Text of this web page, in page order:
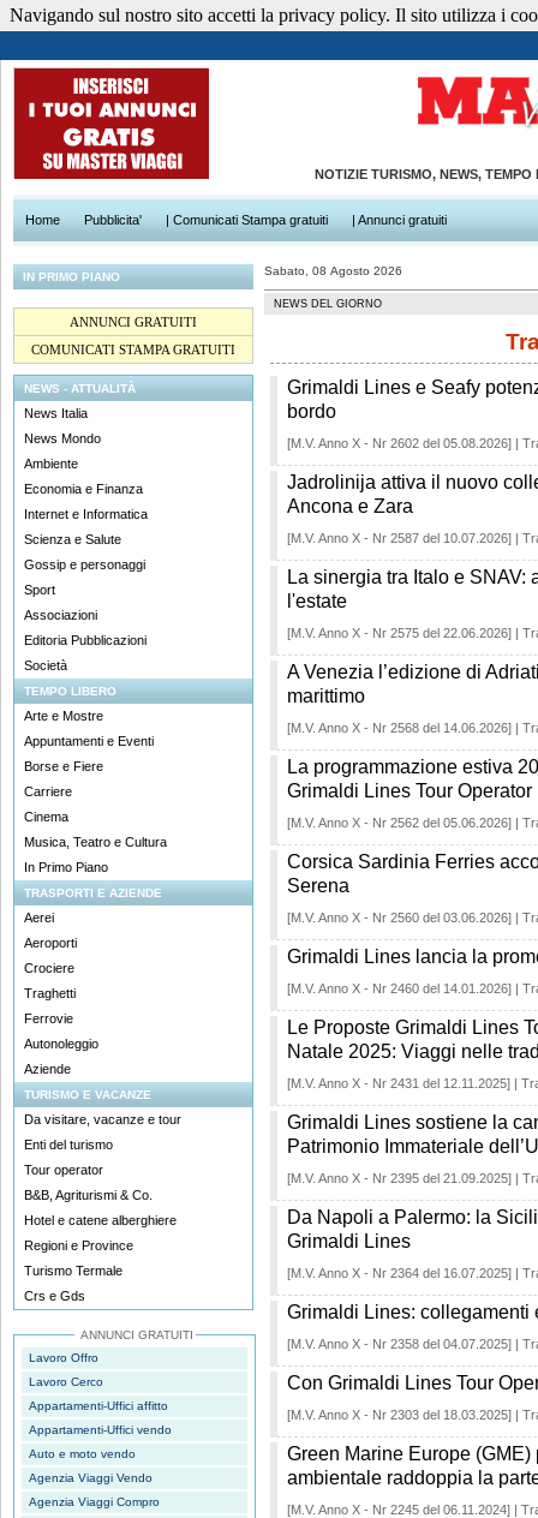
NOTIZIE TURISMO, NEWS,
Home Pubblicita' | Comunicati Stampa gratuiti | Annunci gratuiti
IN PRIMO PIANO
ANNUNCI GRATUITI
COMUNICATI STAMPA GRATUITI
NEWS - ATTUALITÀ
News Italia
News Mondo
Ambiente
Economia e Finanza
Internet e Informatica
Scienza e Salute
Gossip e personaggi
Sport
Associazioni
Editoria Pubblicazioni
Società
TEMPO LIBERO
Arte e Mostre
Appuntamenti e Eventi
Borse e Fiere
Carriere
Cinema
Musica, Teatro e Cultura
In Primo Piano
TRASPORTI E AZIENDE
Aerei
Aeroporti
Crociere
Traghetti
Ferrovie
Autonoleggio
Aziende
TURISMO E VACANZE
Da visitare, vacanze e tour
Enti del turismo
Tour operator
B&B, Agriturismi & Co.
Hotel e catene alberghiere
Regioni e Province
Turismo Termale
Crs e Gds
ANNUNCI GRATUITI
Lavoro Offro
Lavoro Cerco
Appartamenti-Uffici affitto
Appartamenti-Uffici vendo
Auto e moto vendo
Agenzia Viaggi Vendo
Agenzia Viaggi Compro
Sabato, 08 Agosto 2026
NEWS DEL GIORNO
Grimaldi Lines e Seafy
bordo
[M.V. Anno X - Nr 2602 del 05.08.2026] |
Jadrolinija attiva il nuovo
Ancona e Zara
[M.V. Anno X - Nr 2587 del 10.07.2026] |
La sinergia tra Italo e SNAV:
l'estate
[M.V. Anno X - Nr 2575 del 22.06.2026] |
A Venezia l’edizione di
marittimo
[M.V. Anno X - Nr 2568 del 14.06.2026] |
La programmazione estiva
Grimaldi Lines Tour Operator
[M.V. Anno X - Nr 2562 del 05.06.2026] |
Corsica Sardinia Ferries
Serena
[M.V. Anno X - Nr 2560 del 03.06.2026] |
Grimaldi Lines lancia la
[M.V. Anno X - Nr 2460 del 14.01.2026] |
Le Proposte Grimaldi Lines
Natale 2025: Viaggi nelle
[M.V. Anno X - Nr 2431 del 12.11.2025] |
Grimaldi Lines sostiene la
Patrimonio Immateriale
[M.V. Anno X - Nr 2395 del 21.09.2025] |
Da Napoli a Palermo: la
Grimaldi Lines
[M.V. Anno X - Nr 2364 del 16.07.2025] |
Grimaldi Lines: collegamenti
[M.V. Anno X - Nr 2358 del 04.07.2025] |
Con Grimaldi Lines Tour
[M.V. Anno X - Nr 2303 del 18.03.2025] |
Green Marine Europe
ambientale raddoppia la
[M.V. Anno X - Nr 2245 del 06.11.2024] |
Navigando sul nostro sito accetti la privacy policy. Il sito utilizza i